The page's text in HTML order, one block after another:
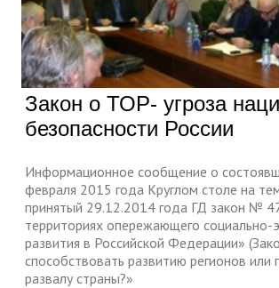
Закон о ТОР- угроза
безопасности России
Информационное сообщение о
февраля 2015 года Круглом столе на
принятый 29.12.2014 года ГД закон №
территориях опережающего социально-
развития в Российской Федерации»
способствовать развитию регионов или
развалу страны?»